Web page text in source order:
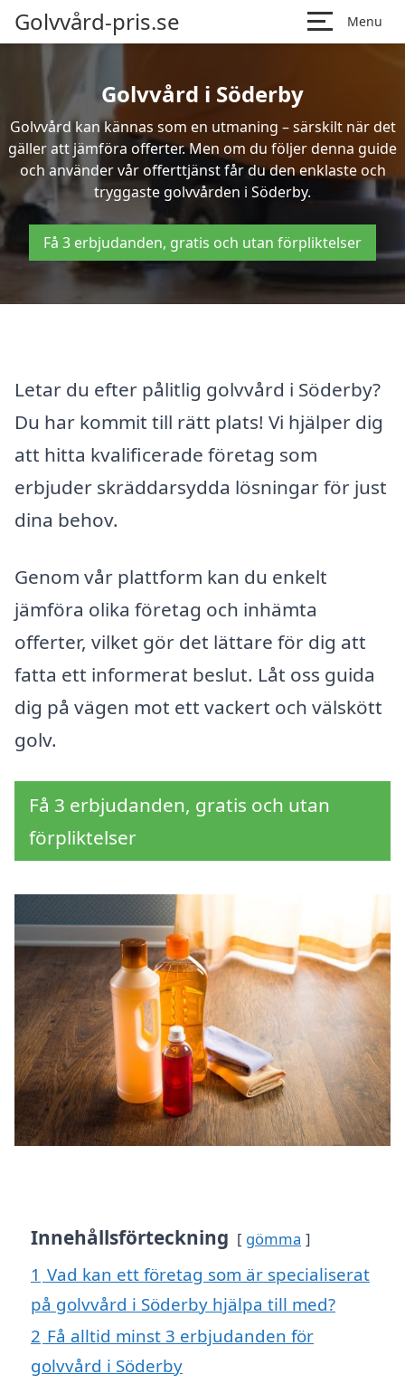
Golvvård-pris.se Menu
Golvvård i Söderby
Golvvård kan kännas som en utmaning – särskilt när det
gäller att jämföra offerter. Men om du följer denna guide
och använder vår offerttjänst får du den enklaste och
tryggaste golvvården i Söderby.
Få 3 erbjudanden, gratis och utan förpliktelser
Letar du efter pålitlig golvvård i Söderby?
Du har kommit till rätt plats! Vi hjälper dig
att hitta kvalificerade företag som
erbjuder skräddarsydda lösningar för just
dina behov.
Genom vår plattform kan du enkelt
jämföra olika företag och inhämta
offerter, vilket gör det lättare för dig att
fatta ett informerat beslut. Låt oss guida
dig på vägen mot ett vackert och välskött
golv.
Få 3 erbjudanden, gratis och utan
förpliktelser
Innehållsförteckning gömma
1 Vad kan ett företag som är specialiserat
på golvvård i Söderby hjälpa till med?
2 Få alltid minst 3 erbjudanden för
golvvård i Söderby